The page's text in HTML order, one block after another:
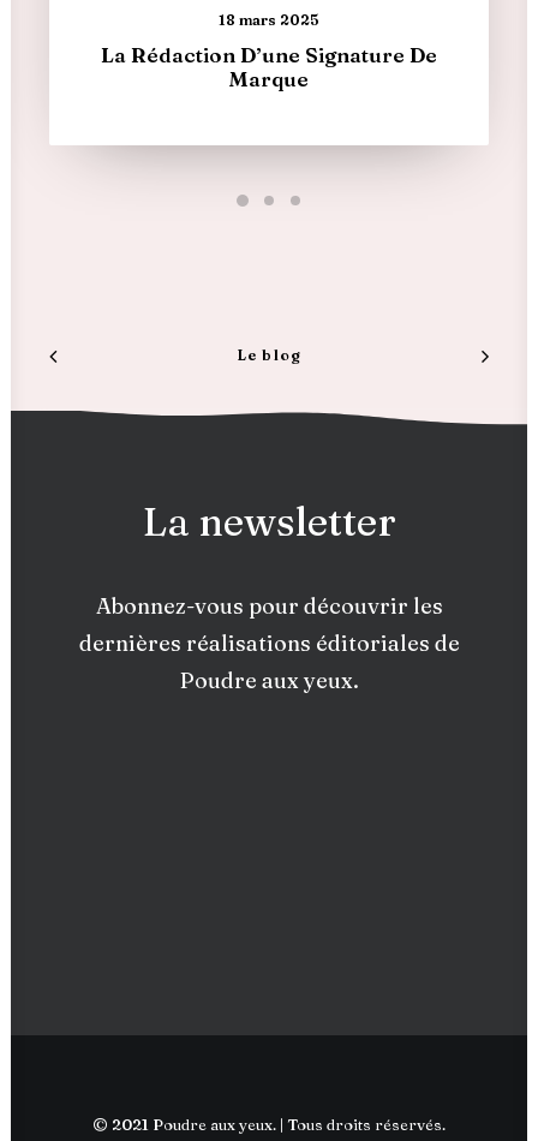
18 mars 2025
La Rédaction D’une Signature De
Marque
Le blog
La newsletter
Abonnez-vous pour découvrir les
dernières réalisations éditoriales de
Poudre aux yeux.
© 2021 Poudre aux yeux. | Tous droits réservés.